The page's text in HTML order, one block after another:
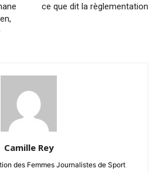
ce que dit la règlementation
Camille Rey
des Femmes Journalistes de Sport